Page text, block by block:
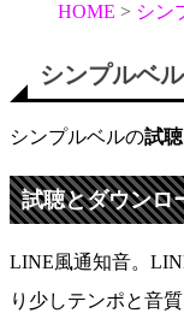
HOME シン
シンプルベ
シンプルベルの試
試聴とダウンロ
LINE風通知音。
り少しテンポと音